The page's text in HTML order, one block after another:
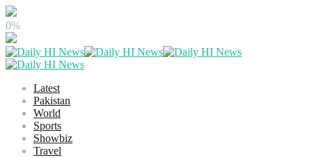
0%
Latest
Pakistan
World
Sports
Showbiz
Travel